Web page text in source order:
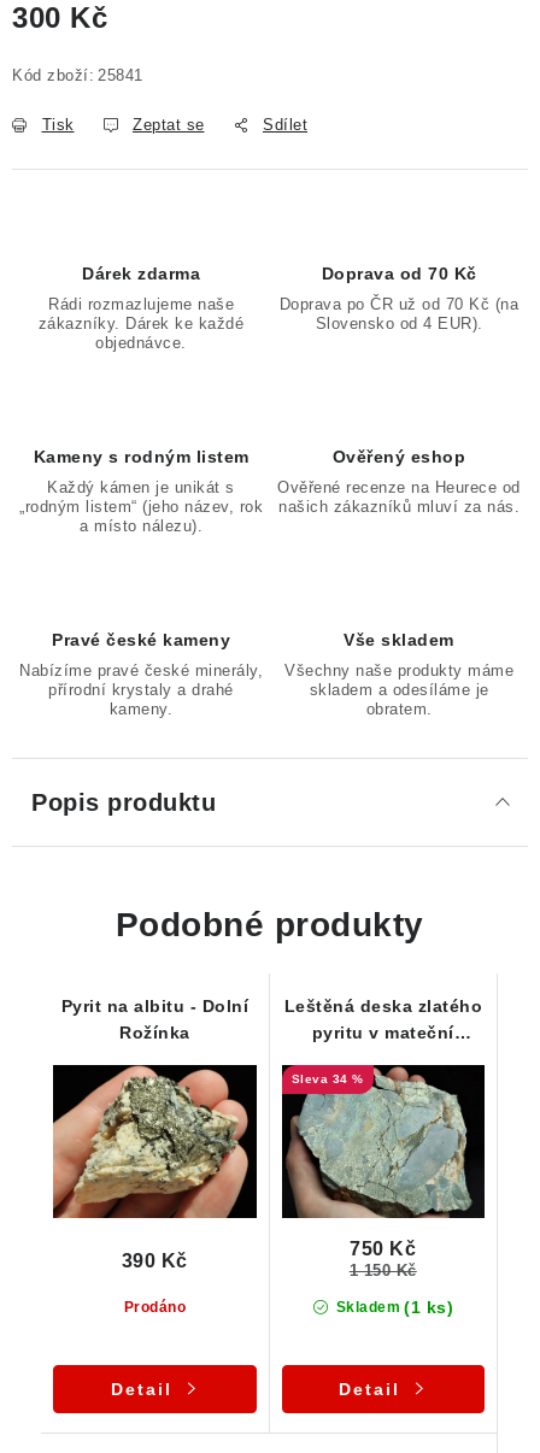
300 Kč
Kód zboží: 25841
Tisk Zeptat se Sdílet
Dárek zdarma
Rádi rozmazlujeme naše
zákazníky. Dárek ke každé
objednávce.
Doprava od 70 Kč
Doprava po ČR už od 70 Kč (na
Slovensko od 4 EUR).
Kameny s rodným listem
Každý kámen je unikát s
„rodným listem“ (jeho název, rok
a místo nálezu).
Ověřený eshop
Ověřené recenze na Heurece od
našich zákazníků mluví za nás.
Pravé české kameny
Nabízíme pravé české minerály,
přírodní krystaly a drahé
kameny.
Vše skladem
Všechny naše produkty máme
skladem a odesíláme je
obratem.
Popis produktu
Podobné produkty
Pyrit na albitu - Dolní
Rožínka
Prodáno
390 Kč
Detail
Leštěná deska zlatého
pyritu v mateční
34 %
Skladem (1 ks)
750 Kč
1 150 Kč
Detail